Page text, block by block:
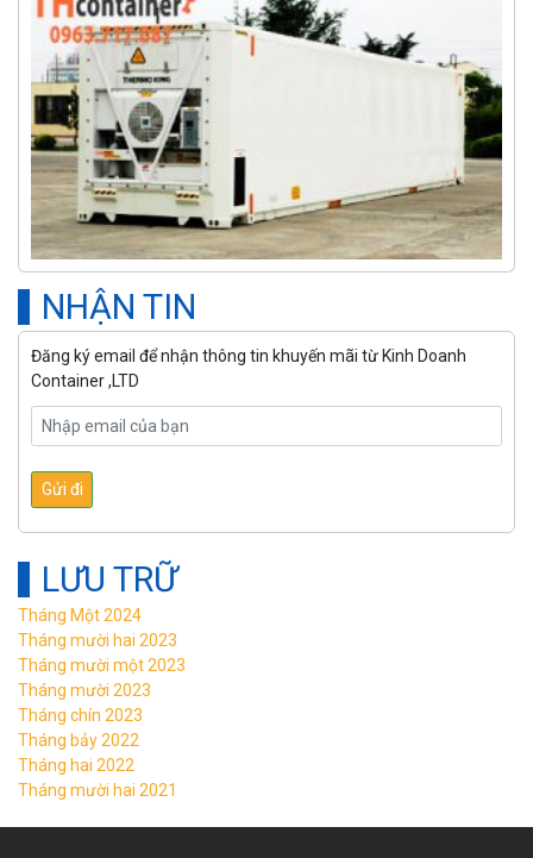
NHẬN TIN
Đăng ký email để nhận thông tin khuyến mãi từ Kinh Doanh
Container ,LTD
LƯU TRỮ
Tháng Một 2024
Tháng mười hai 2023
Tháng mười một 2023
Tháng mười 2023
Tháng chín 2023
Tháng bảy 2022
Tháng hai 2022
Tháng mười hai 2021